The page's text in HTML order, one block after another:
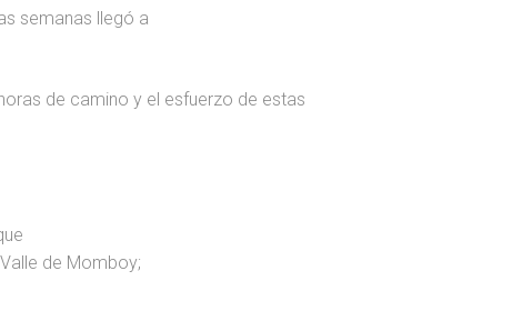
semanas llegó a
de camino y el esfuerzo de estas
de Momboy;